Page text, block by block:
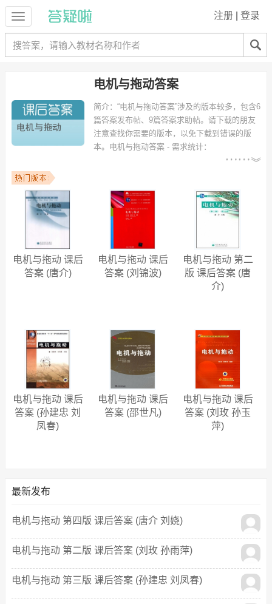
注册 登录
电机与拖动答案
简介： “电机与拖动答案”涉及的版本较多，包含6
篇答案发布帖、9篇答案求助帖。请下载的朋友
注意查找你需要的版本，以免下载到错误的版
本。 电机与拖动答案 - 需求统计：
：电气工程及其自动化、电气自动
化、电气工程、电气工程与自动化、电气自动化技术、机械设计制造及
其自动化、机电一体化、机电工程、测控技术与仪器、通信工程 等专
业。
以下学校的同学下载过
电机与拖动答案
：广西大学、山东大学、河北农
业大学、浙江科技学院、哈尔滨工业大学（威海）、上海电机学院、郑
州华信学院、上海应用技术学院、许昌学院、山东理工大学 等。
电机与拖动 课后
答案 (唐介)
电机与拖动 课后
答案 (刘锦波)
电机与拖动 第二
版 课后答案 (唐
介)
电机与拖动 课后
答案 (孙建忠 刘
凤春)
电机与拖动 课后
答案 (邵世凡)
电机与拖动 课后
答案 (刘玫 孙玉
萍)
最新发布
电机与拖动 第四版 课后答案 (唐介 刘娆)
电机与拖动 第二版 课后答案 (刘玫 孙雨萍)
电机与拖动 第三版 课后答案 (孙建忠 刘凤春)